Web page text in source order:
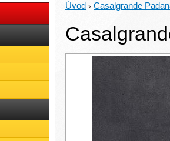
Úvod › Casalgrande